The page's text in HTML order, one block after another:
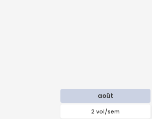
août
2 vol/sem